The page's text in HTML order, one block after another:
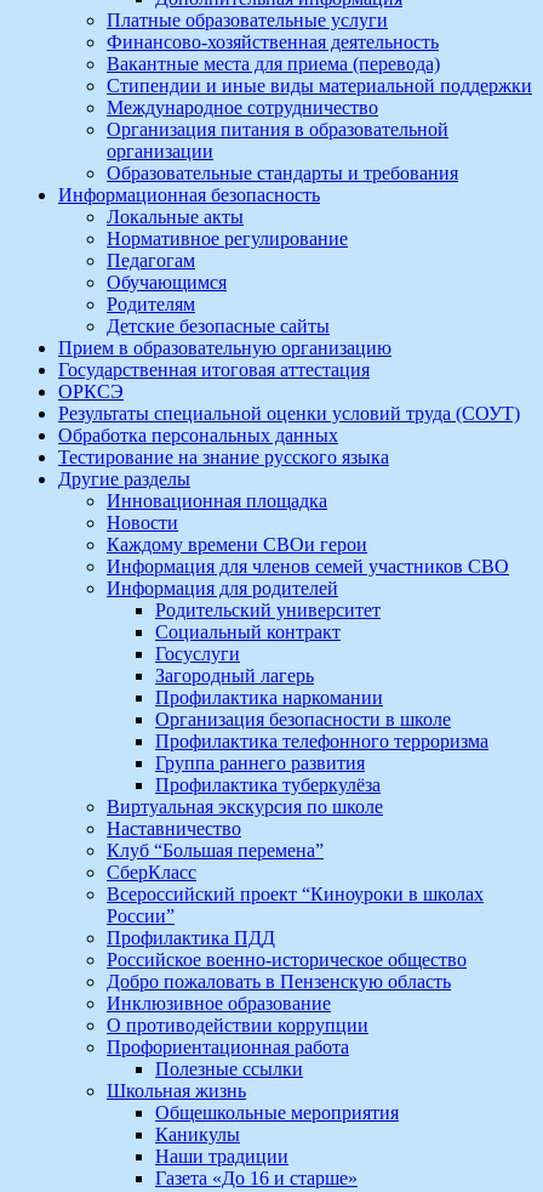
Платные образовательные услуги
Финансово-хозяйственная деятельность
Вакантные места для приема (перевода)
Стипендии и иные виды материальной поддержки
Международное сотрудничество
Организация питания в образовательной
организации
Образовательные стандарты и требования
Информационная безопасность
Локальные акты
Нормативное регулирование
Педагогам
Обучающимся
Родителям
Детские безопасные сайты
Прием в образовательную организацию
Государственная итоговая аттестация
ОРКСЭ
Результаты специальной оценки условий труда (СОУТ)
Обработка персональных данных
Тестирование на знание русского языка
Другие разделы
Инновационная площадка
Новости
Каждому времени СВОи герои
Информация для членов семей участников СВО
Информация для родителей
Родительский университет
Социальный контракт
Госуслуги
Загородный лагерь
Профилактика наркомании
Организация безопасности в школе
Профилактика телефонного терроризма
Группа раннего развития
Профилактика туберкулёза
Виртуальная экскурсия по школе
Наставничество
Клуб “Большая перемена”
СберКласс
Всероссийский проект “Киноуроки в школах
России”
Профилактика ПДД
Российское военно-историческое общество
Добро пожаловать в Пензенскую область
Инклюзивное образование
О противодействии коррупции
Профориентационная работа
Полезные ссылки
Школьная жизнь
Общешкольные мероприятия
Каникулы
Наши традиции
Газета «До 16 и старше»